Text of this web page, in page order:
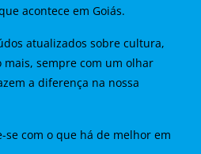
acontece em Goiás.
atualizados sobre cultura,
sempre com um olhar
a diferença na nossa
se com o que há de melhor em